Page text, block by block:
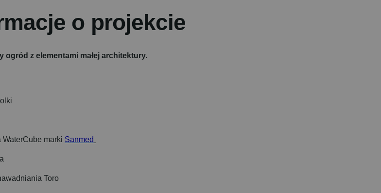
macje o projekcie
ogród z elementami małej architektury.
WaterCube marki Sanmed
Toro